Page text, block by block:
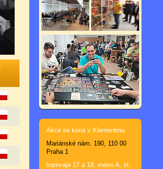
Akce se koná v Klementinu.
Mariánské nám. 190, 110 00
Praha 1
tramvaje 17 a 18, metro A, st.